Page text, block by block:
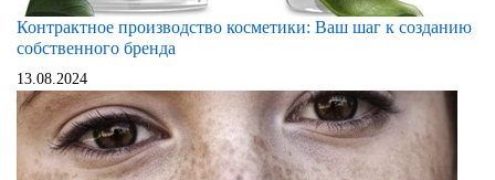
Контрактное производство косметики: Ваш шаг к созданию
собственного бренда
13.08.2024